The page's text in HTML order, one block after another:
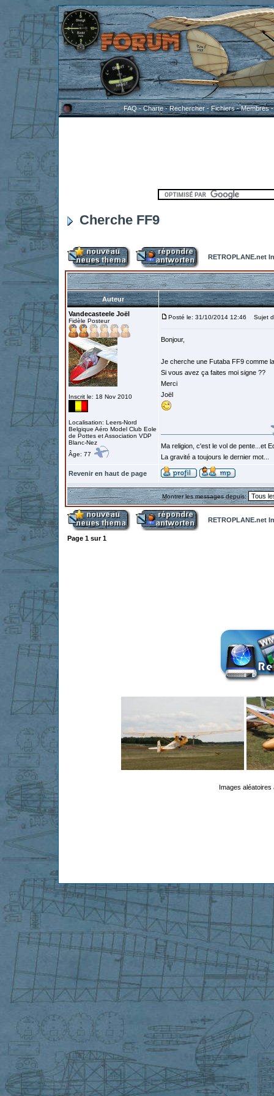
FAQ-Charte-Rechercher-Fichiers-Membres
Cherche FF9
RETROPLANE.net
Auteur
Vandecasteele Joël
Fidèle Posteur
Inscrit le: 18 Nov 2010
Localisation: Leers-Nord
Belgique Aéro Model Club Eole
de Pottes et Association VDP
Blanc-Nez
Âge: 77
Posté le: 31/10/2014 12:46 Sujet
Bonjour,
Je cherche une Futaba FF9 comme
Si vous avez ça faites moi signe ??
Merci
Joël
Ma religion, c'est le vol de pente...et
La gravité a toujours le dernier mot...
Revenir en haut de page
Montrer les messages depuis:
RETROPLANE.net
Page 1 sur1
Images aléatoires